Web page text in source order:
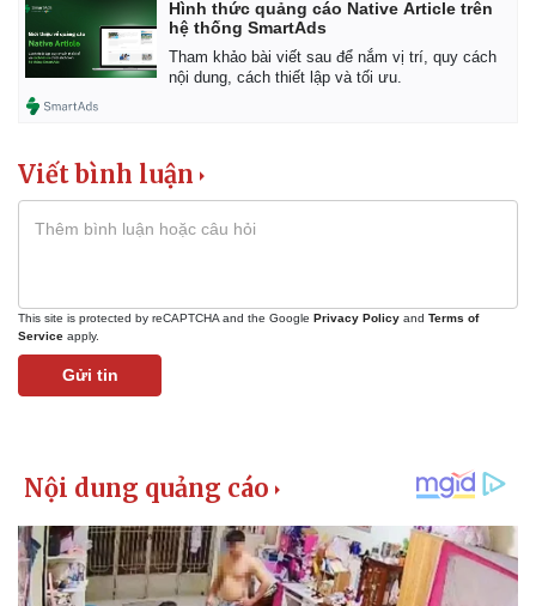
Hình thức quảng cáo Native Article trên
hệ thống SmartAds
Tham khảo bài viết sau để nắm vị trí, quy cách
nội dung, cách thiết lập và tối ưu.
Viết bình luận
This site is protected by reCAPTCHA and the Google Privacy Policy and Terms of
Service apply.
Gửi tin